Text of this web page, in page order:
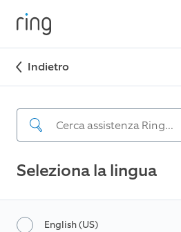
Indietro
Seleziona la lingua
English (US)